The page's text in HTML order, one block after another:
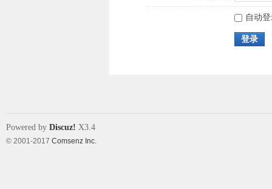
自动
登录
Powered by Discuz! X3.4
© 2001-2017 Comsenz Inc.